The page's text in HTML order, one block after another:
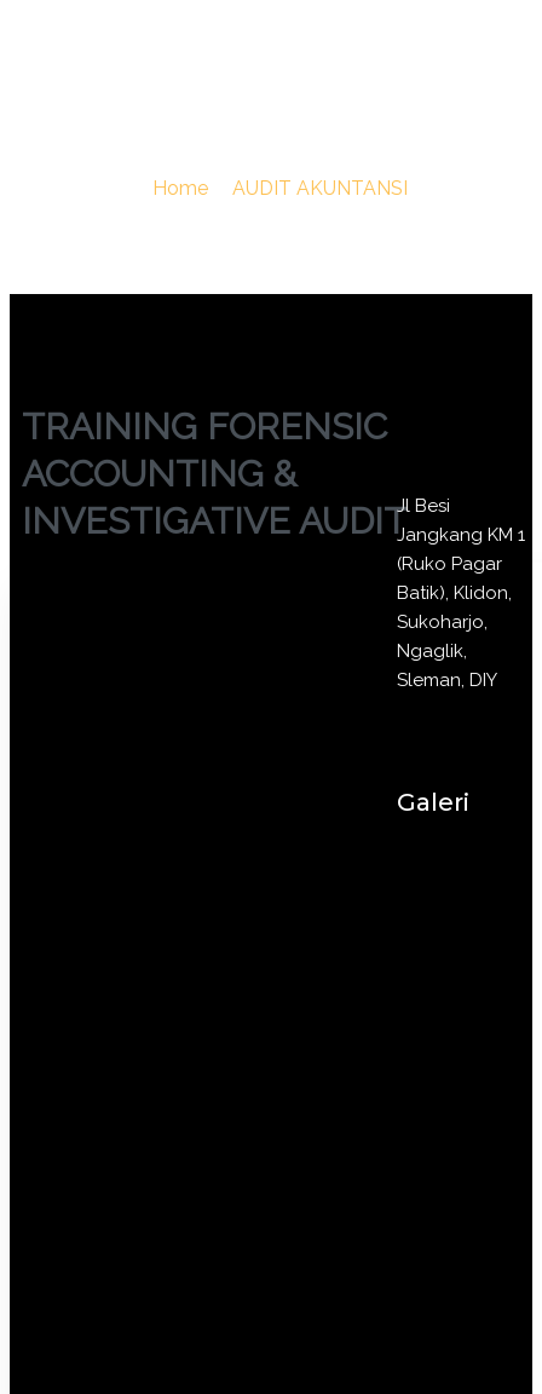
Home AUDIT AKUNTANSI
TRAINING FORENSIC
ACCOUNTING &
INVESTIGATIVE AUDITJl Besi
Jangkang KM 1
(Ruko Pagar
Batik), Klidon,
Sukoharjo,
Ngaglik,
Sleman, DIY
Galeri